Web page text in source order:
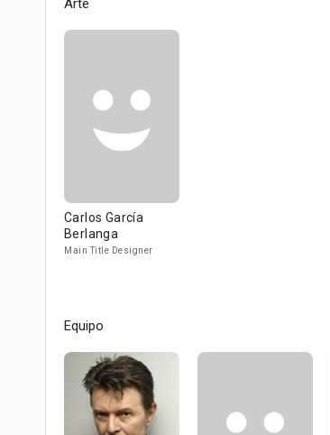
Arte
Carlos García
Berlanga
Main Title Designer
Equipo